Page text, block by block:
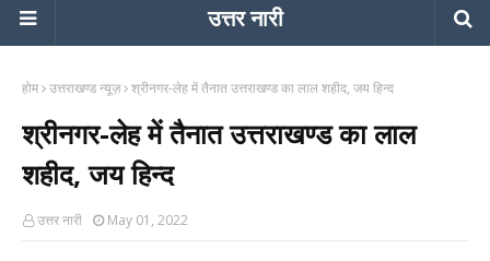
उत्तर नारी
होम उत्तराखण्ड न्यूज़ श्रीनगर-लेह में तैनात उत्तराखण्ड का लाल शहीद, जय हिन्द
श्रीनगर-लेह में तैनात उत्तराखण्ड का लाल
शहीद, जय हिन्द
उत्तर नारी May 01, 2022